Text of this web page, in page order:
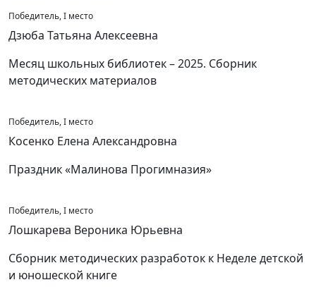
Победитель, I место
Дзюба Татьяна Алексеевна
Месяц школьных библиотек – 2025. Сборник
методических материалов
Победитель, I место
Косенко Елена Александровна
Праздник «Малинова Прогимназия»
Победитель, I место
Лошкарева Вероника Юрьевна
Сборник методических разработок к Неделе детской
и юношеской книге